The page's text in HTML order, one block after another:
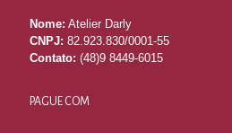
Nome: Atelier Darly
CNPJ: 82.923.830/0001-55
Contato: (48)9 8449-6015
PAGUE COM